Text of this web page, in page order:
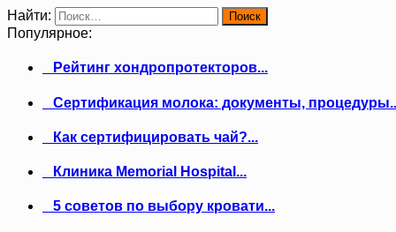
Найти:
Популярное:
Рейтинг хондропротекторов...
Сертификация молока: документы,
Как сертифицировать чай?...
Клиника Memorial Hospital...
5 советов по выбору кровати...